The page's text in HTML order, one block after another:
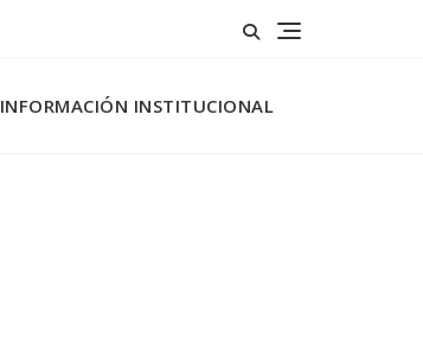
INFORMACIÓN INSTITUCIONAL